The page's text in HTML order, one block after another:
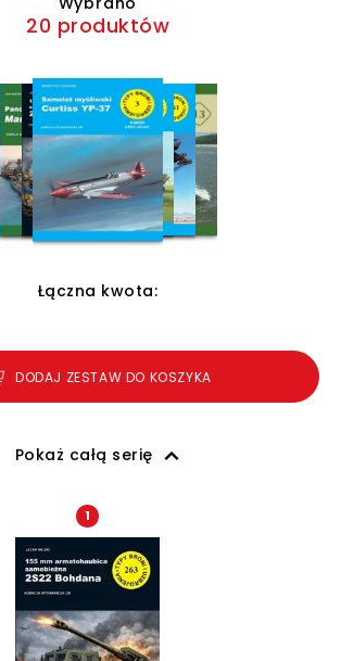
20 produktów
Łączna kwota:
DODAJ ZESTAW DO KOSZYKA
Pokaż całą serię
1